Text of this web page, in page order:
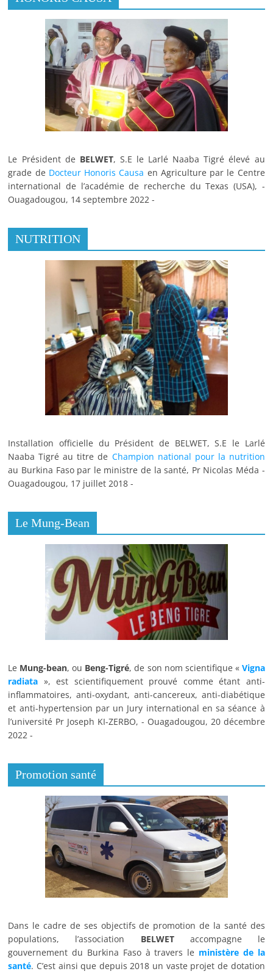
Le Président de BELWET, S.E le Larlé Naaba Tigré élevé au
grade de Docteur Honoris Causa en Agriculture par le Centre
international de l’académie de recherche du Texas (USA), -
Ouagadougou, 14 septembre 2022 -
NUTRITION
Installation officielle du Président de BELWET, S.E le Larlé
Naaba Tigré au titre de Champion national pour la nutrition
au Burkina Faso par le ministre de la santé, Pr Nicolas Méda -
Ouagadougou, 17 juillet 2018 -
Le Mung-Bean
Le Mung-bean, ou Beng-Tigré, de son nom scientifique « Vigna
radiata », est scientifiquement prouvé comme étant anti-
inflammatoires, anti-oxydant, anti-cancereux, anti-diabétique
et anti-hypertension par un Jury international en sa séance à
l’université Pr Joseph KI-ZERBO, - Ouagadougou, 20 décembre
2022 -
Promotion santé
Dans le cadre de ses objectifs de promotion de la santé des
populations, l’association BELWETaccompagne le
gouvernement du Burkina Faso à travers le ministère de la
santé. C’est ainsi que depuis 2018 un vaste projet de dotation